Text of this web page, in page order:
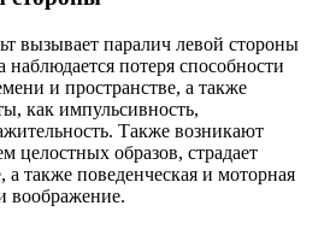
вызывает паралич левой стороны
потеря способности
и пространстве, а также
как импульсивность,
Также возникают
целостных образов, страдает
а также поведенческая и моторная
воображение.